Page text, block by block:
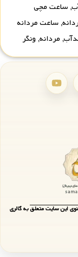
, ساعت مچی
, ساعت مردانه
, مردانه, ونگر
این سایت متعلق به گالری